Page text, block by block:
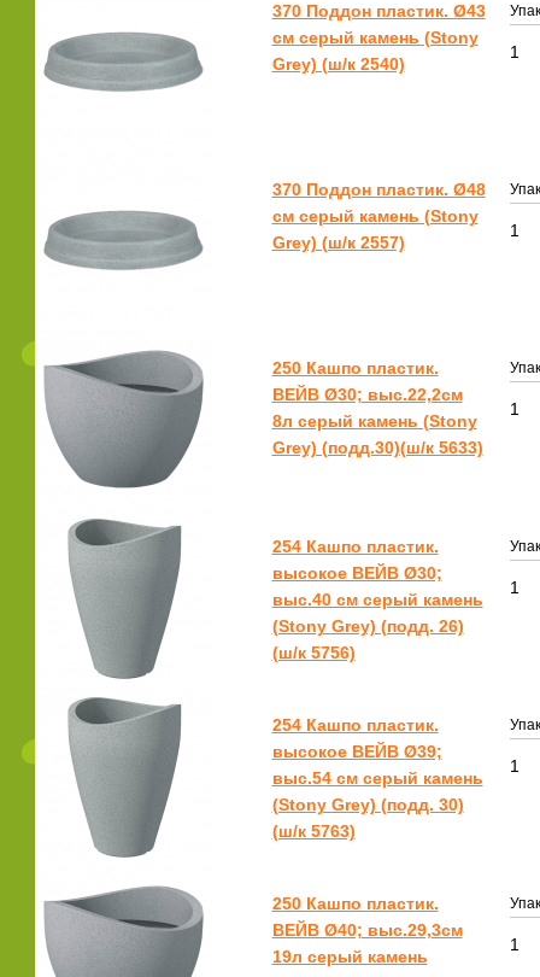
370 Поддон пластик. Ø43
см серый камень (Stony
Grey) (ш/к 2540)
1
370 Поддон пластик. Ø48
см серый камень (Stony
Grey) (ш/к 2557)
1
250 Кашпо пластик.
ВЕЙВ Ø30; выс.22,2см
8л серый камень (Stony
Grey) (подд.30)(ш/к 5633)
1
254 Кашпо пластик.
высокое ВЕЙВ Ø30;
выс.40 см серый камень
(Stony Grey) (подд. 26)
(ш/к 5756)
1
254 Кашпо пластик.
высокое ВЕЙВ Ø39;
выс.54 см серый камень
(Stony Grey) (подд. 30)
(ш/к 5763)
1
250 Кашпо пластик.
ВЕЙВ Ø40; выс.29,3см
19л серый камень
1